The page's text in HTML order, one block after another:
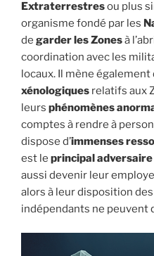
Extraterrestresou plus
organisme fondé par les
de garder les Zonesà
coordination avec les
locaux. Il mène
xénologiques relatifs aux
leurs phénomènes
comptes à rendre à
dispose d’immenses
est le principal
aussi devenir leur
alors à leur disposition
indépendants ne peuvent